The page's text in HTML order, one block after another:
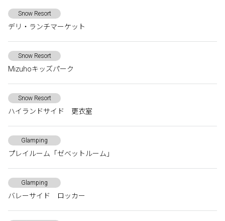
Snow Resort
デリ・ランチマーケット
Snow Resort
Mizuhoキッズパーク
Snow Resort
ハイランドサイド 更衣室
Glamping
プレイルーム「ゼベットルーム」
Glamping
バレーサイド ロッカー